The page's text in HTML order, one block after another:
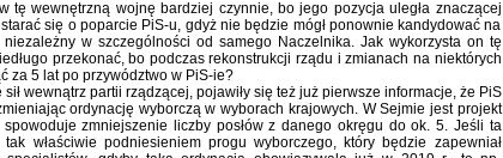
tę wewnętrzną wojnę bardziej czynnie, bo jego pozycja uległa znaczącej
się o poparcie PiS-u, gdyż nie będzie mógł ponownie kandydować na
w szczególności od samego Naczelnika. Jak wykorzysta on tę
przekonać, bo podczas rekonstrukcji rządu i zmianach na niektórych
za 5 lat po przywództwo w PiS-ie?
wewnątrz partii rządzącej, pojawiły się też już pierwsze informacje, że PiS
ordynację wyborczą w wyborach krajowych. W Sejmie jest projekt
zmniejszenie liczby posłów z danego okręgu do ok. 5. Jeśli ta
właściwie podniesieniem progu wyborczego, który będzie zapewniał